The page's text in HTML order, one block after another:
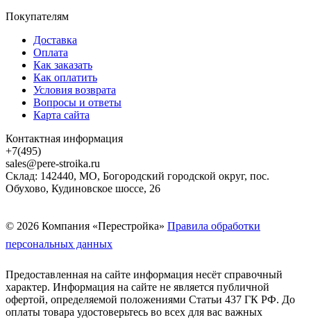
Покупателям
Доставка
Оплата
Как заказать
Как оплатить
Условия возврата
Вопросы и ответы
Карта сайта
Контактная информация
+7(495)
sales@pere-stroika.ru
Склад: 142440, МО, Богородский городской округ, пос.
Обухово, Кудиновское шоссе, 26
© 2026 Компания «Перестройка» Правила обработки
персональных данных
Предоставленная на сайте информация несёт справочный
характер. Информация на сайте не является публичной
офертой, определяемой положениями Статьи 437 ГК РФ. До
оплаты товара удостоверьтесь во всех для вас важных